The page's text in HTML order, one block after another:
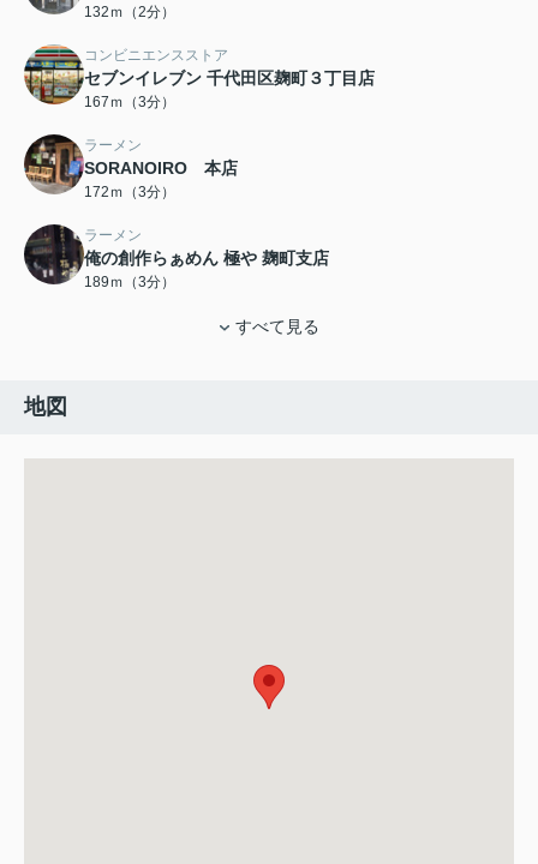
132ｍ（2分）
コンビニエンスストア
セブンイレブン 千代田区麹町３丁目店
167ｍ（3分）
ラーメン
SORANOIRO 本店
172ｍ（3分）
ラーメン
俺の創作らぁめん 極や 麹町支店
189ｍ（3分）
すべて見る
地図